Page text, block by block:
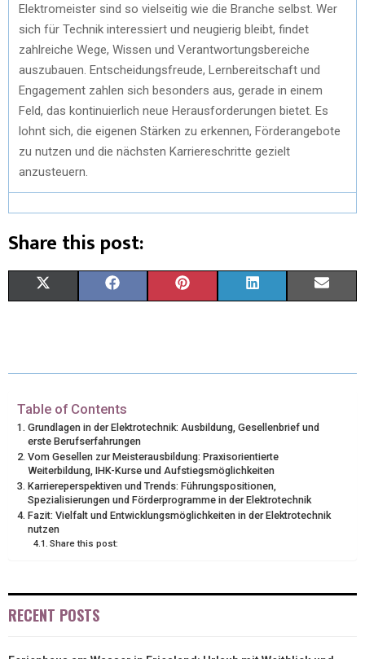
Elektromeister sind so vielseitig wie die Branche selbst. Wer
sich für Technik interessiert und neugierig bleibt, findet
zahlreiche Wege, Wissen und Verantwortungsbereiche
auszubauen. Entscheidungsfreude, Lernbereitschaft und
Engagement zahlen sich besonders aus, gerade in einem
Feld, das kontinuierlich neue Herausforderungen bietet. Es
lohnt sich, die eigenen Stärken zu erkennen, Förderangebote
zu nutzen und die nächsten Karriereschritte gezielt
anzusteuern.
Share this post:
W
T
T
E
R
)
E
O
O
K
T
R
E
S
T
K
D
I
N
I
Table of Contents
Grundlagen in der Elektrotechnik: Ausbildung, Gesellenbrief und
erste Berufserfahrungen
Vom Gesellen zur Meisterausbildung: Praxisorientierte
Weiterbildung, IHK-Kurse und Aufstiegsmöglichkeiten
Karriereperspektiven und Trends: Führungspositionen,
Spezialisierungen und Förderprogramme in der Elektrotechnik
Fazit: Vielfalt und Entwicklungsmöglichkeiten in der Elektrotechnik
nutzen
Share this post:
RECENT POSTS